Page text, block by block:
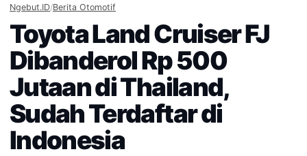
Ngebut.ID/Berita Otomotif
Toyota Land Cruiser FJ
Dibanderol Rp 500
Jutaan di Thailand,
Sudah Terdaftar di
Indonesia